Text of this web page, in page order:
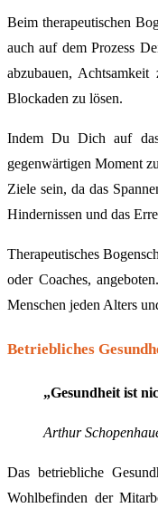
Beim therapeutischen
auch auf dem Prozess
abzubauen,
Blockaden zu lösen.
Indem Du Dich auf
gegenwärtigen Moment
Ziele sein, da das
Hindernissen und das
Therapeutisches
oder Coaches,
Menschen jeden Alters
Betriebliches
„Gesundheit ist
Arthur
Das betriebliche
Wohlbefinden der